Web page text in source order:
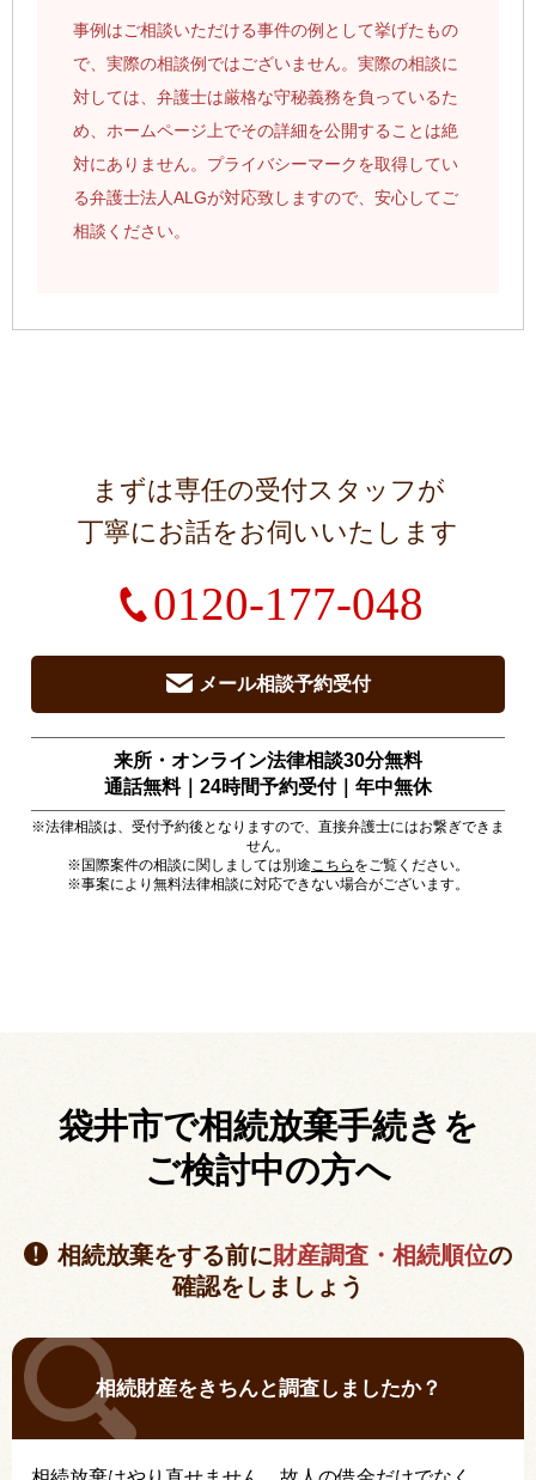
事例はご相談いただける事件の例として挙げたもの
で、実際の相談例ではございません。実際の相談に
対しては、弁護士は厳格な守秘義務を負っているた
め、ホームページ上でその詳細を公開することは絶
対にありません。プライバシーマークを取得してい
る弁護士法人ALGが対応致しますので、安心してご
相談ください。
まずは専任の受付スタッフが
丁寧にお話をお伺いいたします
0120-177-048
メール相談予約受付
来所・オンライン法律相談30分無料
通話無料｜24時間予約受付｜ 年中無休
※法律相談は、受付予約後となりますので、直接弁護士にはお繋ぎできま
せん。
※国際案件の相談に関しましては別途こちら をご覧ください。
※事案により無料法律相談に対応できない場合がございます。
袋井市で相続放棄手続きを
ご検討中の方へ
相続放棄をする前に財産調査・相続順位の
確認をしましょう
相続財産をきちんと調査しましたか？